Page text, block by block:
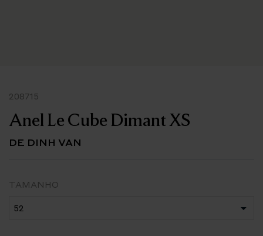
208715
Anel Le Cube Dimant XS
DE DINH VAN
TAMANHO